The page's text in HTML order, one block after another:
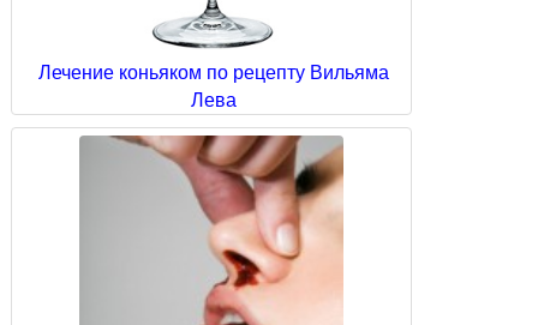
Лечение коньяком по рецепту Вильяма
Лева